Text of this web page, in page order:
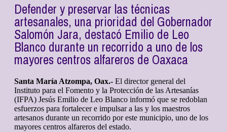
Defender y preservar las técnicas
artesanales, una prioridad del Gobernador
Salomón Jara, destacó Emilio de Leo
Blanco durante un recorrido a uno de los
mayores centros alfareros de Oaxaca
Santa María Atzompa, Oax.- El director general del
Instituto para el Fomento y la Protección de las Artesanías
(IFPA) Jesús Emilio de Leo Blanco informó que se redoblan
esfuerzos para fortalecer e impulsar a las y los maestros
artesanos durante un recorrido por este municipio, uno de los
mayores centros alfareros del estado.